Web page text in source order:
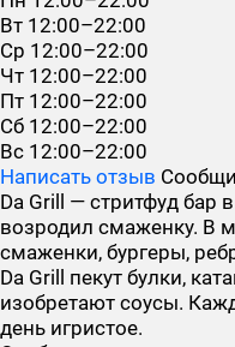
Вт 12:00–22:00
Ср 12:00–22:00
Чт 12:00–22:00
Пт 12:00–22:00
Сб 12:00–22:00
Вс 12:00–22:00
Написать отзыв
Da Grill — стритфуд бар
возродил смаженку. В
смаженки, бургеры,
Da Grill пекут булки,
изобретают соусы.
день игристое.